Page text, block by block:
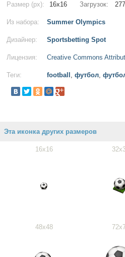
Размер (px): 16x16 Загрузок: 277
Из набора: Summer Olympics
Дизайнер: Sportsbetting Spot
Лицензия: Creative Commons
Теги: football , футбол,
Эта иконка других размеров
16x16
48x48